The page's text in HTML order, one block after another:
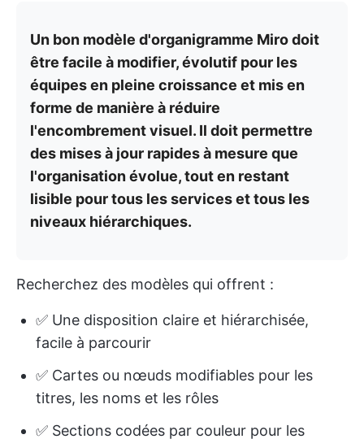
Un bon modèle d'organigramme Miro doit
être facile à modifier, évolutif pour les
équipes en pleine croissance et mis en
forme de manière à réduire
l'encombrement visuel. Il doit permettre
des mises à jour rapides à mesure que
l'organisation évolue, tout en restant
lisible pour tous les services et tous les
niveaux hiérarchiques.
Recherchez des modèles qui offrent :
✅ Une disposition claire et hiérarchisée,
facile à parcourir
✅ Cartes ou nœuds modifiables pour les
titres, les noms et les rôles
✅ Sections codées par couleur pour les